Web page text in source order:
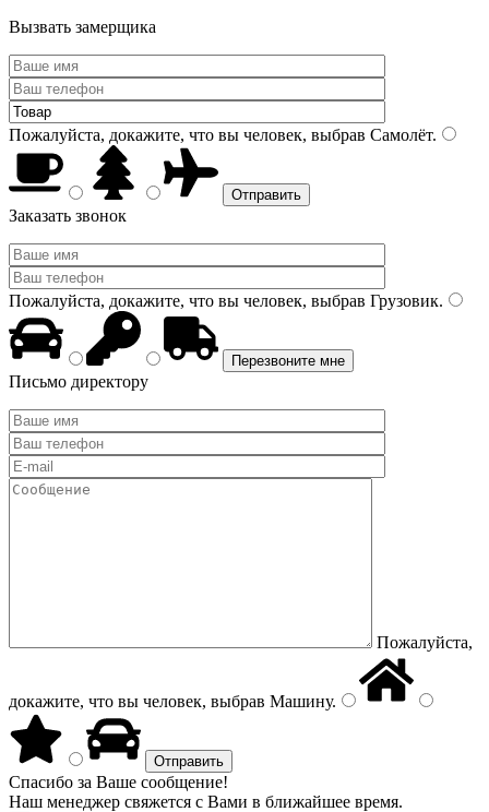
Вызвать замерщика
Пожалуйста, докажите, что вы человек, выбрав Самолёт.
Заказать звонок
Пожалуйста, докажите, что вы человек, выбрав Грузовик.
Письмо директору
Пожалуйста,
докажите, что вы человек, выбрав Машину.
Спасибо за Ваше сообщение!
Наш менеджер свяжется с Вами в ближайшее время.